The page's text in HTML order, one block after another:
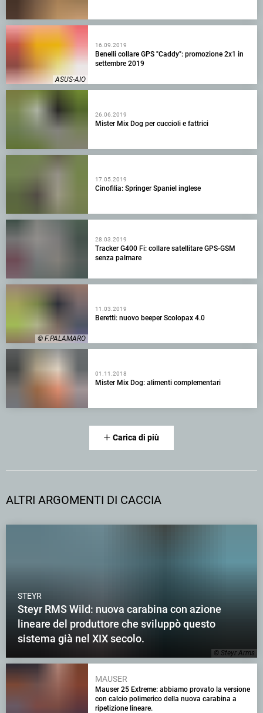
ASUS-AIO
16.09.2019
Benelli collare GPS "Caddy": promozione 2x1 in
settembre 2019
26.06.2019
Mister Mix Dog per cuccioli e fattrici
17.05.2019
Cinofilia: Springer Spaniel inglese
28.03.2019
Tracker G400 Fi: collare satellitare GPS-GSM
senza palmare
© F.PALAMARO
11.03.2019
Beretti: nuovo beeper Scolopax 4.0
01.11.2018
Mister Mix Dog: alimenti complementari
Carica di più
ALTRI ARGOMENTI DI CACCIA
© Steyr Arms
STEYR
Steyr RMS Wild: nuova carabina con azione
lineare del produttore che sviluppò questo
sistema già nel XIX secolo.
MAUSER
Mauser 25 Extreme: abbiamo provato la versione
con calcio polimerico della nuova carabina a
ripetizione lineare.